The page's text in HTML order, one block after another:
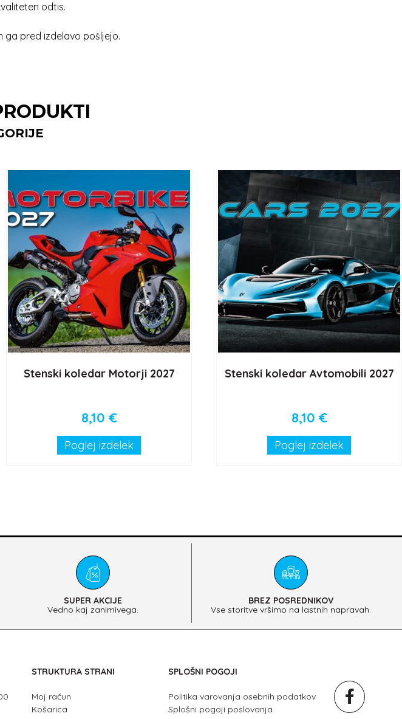
odtis.
ga pred izdelavo pošljejo.
Stenski koledar Motorji 2027
8,10 €
Poglej izdelek
Stenski koledar Avtomobili 2027
8,10 €
Poglej izdelek
SUPER AKCIJE
Vedno kaj zanimivega.
BREZ POSREDNIKOV
Vse storitve vršimo na lastnih napravah.
STRUKTURA STRANI
Moj račun
Košarica
SPLOŠNI POGOJI
Politika varovanja osebnih podatkov
Splošni pogoji poslovanja